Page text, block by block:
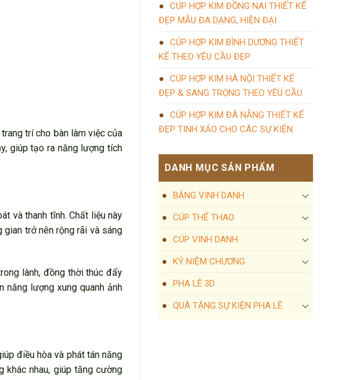
trí cho bàn làm việc của
giúp tạo ra năng lượng tích
và thanh tĩnh. Chất liệu này
gian trở nên rộng rãi và sáng
lành, đồng thời thúc đẩy
năng lượng xung quanh ảnh
điều hòa và phát tán năng
khác nhau, giúp tăng cường
CÚP HỢP KIM ĐỒNG NAI THIẾT KẾ
ĐẸP MẪU ĐA DẠNG, HIỆN ĐẠI
CÚP HỢP KIM BÌNH DƯƠNG THIẾT
KẾ THEO YÊU CẦU ĐẸP
CÚP HỢP KIM HÀ NỘI THIẾT KẾ
ĐẸP & SANG TRỌNG THEO YÊU CẦU
CÚP HỢP KIM ĐÀ NẴNG THIẾT KẾ
ĐẸP TINH XẢO CHO CÁC SỰ KIỆN
DANH MỤC SẢN PHẨM
BẢNG VINH DANH
CÚP THỂ THAO
CÚP VINH DANH
KỶ NIỆM CHƯƠNG
PHA LÊ 3D
QUÀ TẶNG SỰ KIỆN PHA LÊ